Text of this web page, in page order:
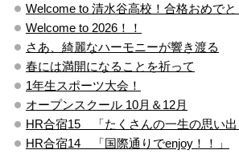
Welcome to 清水谷高校！合格おめでと
Welcome to 2026！！
さあ、綺麗なハーモニーが響き渡る
春には満開になることを祈って
1年生スポーツ大会！
オープンスクール 10月＆12月
HR合宿15 「たくさんの一生の思い出
HR合宿14 「国際通りでenjoy！！」